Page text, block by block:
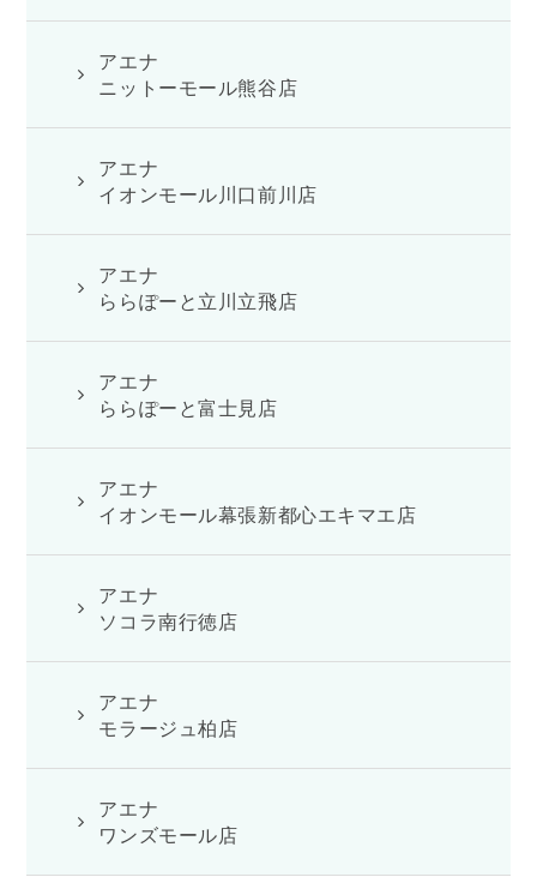
アエナ
ニットーモール熊谷店
アエナ
イオンモール川口前川店
アエナ
ららぽーと立川立飛店
アエナ
ららぽーと富士見店
アエナ
イオンモール幕張新都心エキマエ店
アエナ
ソコラ南行徳店
アエナ
モラージュ柏店
アエナ
ワンズモール店